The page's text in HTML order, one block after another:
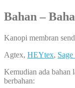
Bahan –
Kanopi membran
Agtex, HEYtex,
Kemudian ada bahan
berbahan: